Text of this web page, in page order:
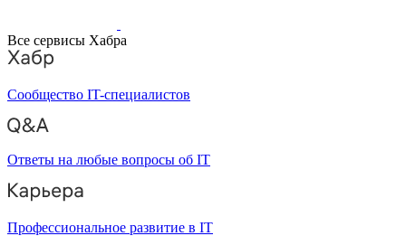
Все сервисы Хабра
Сообщество IT-специалистов
Ответы на любые вопросы об IT
Профессиональное развитие в IT